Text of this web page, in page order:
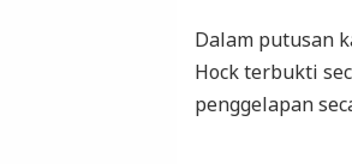
Dalam putusan
Hock terbukti
penggelapan